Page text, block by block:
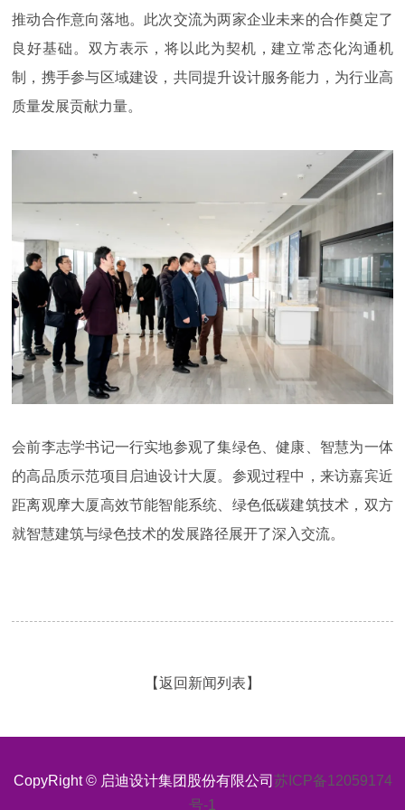
推动合作意向落地。此次交流为两家企业未来的合作奠定了
良好基础。双方表示，将以此为契机，建立常态化沟通机
制，携手参与区域建设，共同提升设计服务能力，为行业高
质量发展贡献力量。
会前李志学书记一行实地参观了集绿色、健康、智慧为一体
的高品质示范项目启迪设计大厦。参观过程中，来访嘉宾近
距离观摩大厦高效节能智能系统、绿色低碳建筑技术，双方
就智慧建筑与绿色技术的发展路径展开了深入交流。
【返回新闻列表】
CopyRight © 启迪设计集团股份有限公司 苏ICP备12059174
号-1